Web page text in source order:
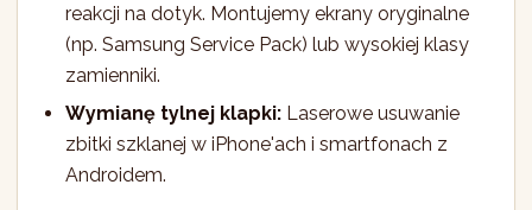
reakcji na dotyk. Montujemy ekrany oryginalne
(np. Samsung Service Pack) lub wysokiej klasy
zamienniki.
Wymianę tylnej klapki:Laserowe usuwanie
zbitki szklanej w iPhone'ach i smartfonach z
Androidem.